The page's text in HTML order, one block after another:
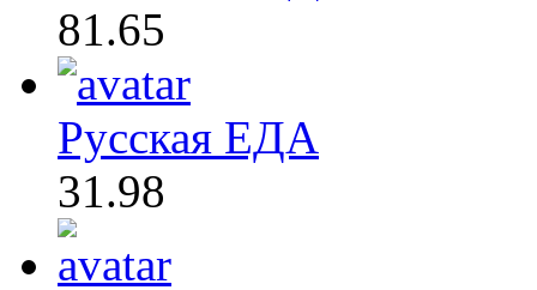
81.65
Русская ЕДА
31.98